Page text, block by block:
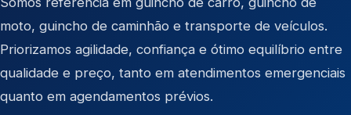
moto, guincho de caminhão e transporte de veículos.
Priorizamos agilidade, confiança e ótimo equilíbrio entre
qualidade e preço, tanto em atendimentos emergenciais
quanto em agendamentos prévios.